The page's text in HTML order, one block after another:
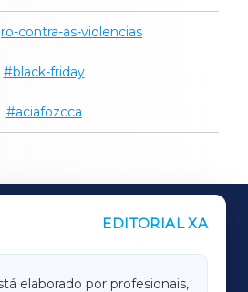
contra-as-violencias
black-friday
aciafozcca
EDITORIAL XA
elaborado por profesionais,